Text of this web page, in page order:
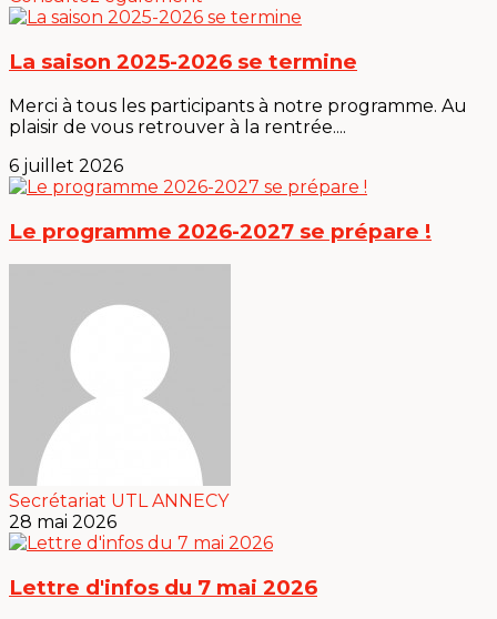
La saison 2025-2026 se termine
Merci à tous les participants à notre programme. Au
plaisir de vous retrouver à la rentrée....
6 juillet 2026
Le programme 2026-2027 se prépare !
Secrétariat UTL ANNECY
28 mai 2026
Lettre d'infos du 7 mai 2026